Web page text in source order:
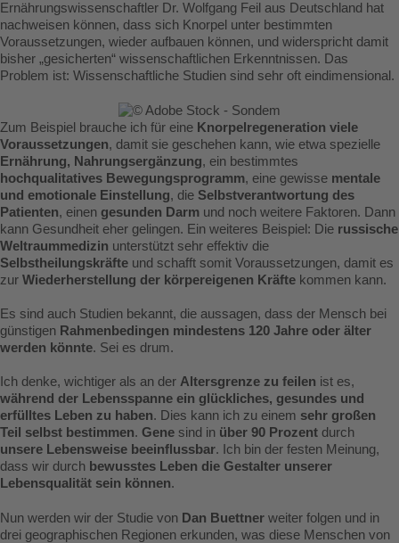
Ernährungswissenschaftler Dr. Wolfgang Feil aus Deutschland hat
nachweisen können, dass sich Knorpel unter bestimmten
Voraussetzungen, wieder aufbauen können, und widerspricht damit
bisher „gesicherten“ wissenschaftlichen Erkenntnissen. Das
Problem ist: Wissenschaftliche Studien sind sehr oft eindimensional.
Zum Beispiel brauche ich für eine Knorpelregeneration viele
Voraussetzungen, damit sie geschehen kann, wie etwa spezielle
Ernährung, Nahrungsergänzung, ein bestimmtes
hochqualitatives Bewegungsprogramm, eine gewisse mentale
und emotionale Einstellung, die Selbstverantwortung des
Patienten, einen gesunden Darm und noch weitere Faktoren. Dann
kann Gesundheit eher gelingen. Ein weiteres Beispiel: Die russische
Weltraummedizin unterstützt sehr effektiv die
Selbstheilungskräfte und schafft somit Voraussetzungen, damit es
zur Wiederherstellung der körpereigenen Kräfte kommen kann.
Es sind auch Studien bekannt, die aussagen, dass der Mensch bei
günstigen Rahmenbedingen mindestens 120 Jahre oder älter
werden könnte. Sei es drum.
Ich denke, wichtiger als an der Altersgrenze zu feilen ist es,
während der Lebensspanne ein glückliches, gesundes und
erfülltes Leben zu haben. Dies kann ich zu einem sehr großen
Teil selbst bestimmen. Gene sind in über 90 Prozent durch
unsere Lebensweise beeinflussbar. Ich bin der festen Meinung,
dass wir durch bewusstes Leben die Gestalter unserer
Lebensqualität sein können.
Nun werden wir der Studie von Dan Buettner weiter folgen und in
drei geographischen Regionen erkunden, was diese Menschen von